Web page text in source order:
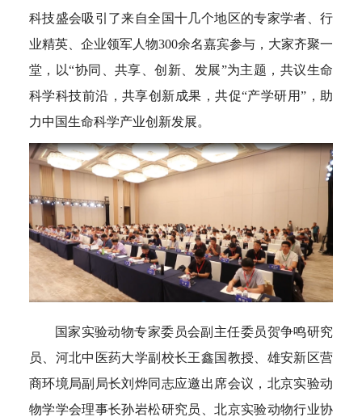
科技盛会吸引了来自全国十几个地区的专家学者、行
业精英、企业领军人物300余名嘉宾参与，大家齐聚一
堂，以“协同、共享、创新、发展”为主题，共议生命
科学科技前沿，共享创新成果，共促“产学研用”，助
力中国生命科学产业创新发展。
国家实验动物专家委员会副主任委员贺争鸣研究
员、河北中医药大学副校长王鑫国教授、雄安新区营
商环境局副局长刘烨同志应邀出席会议，北京实验动
物学学会理事长孙岩松研究员、北京实验动物行业协